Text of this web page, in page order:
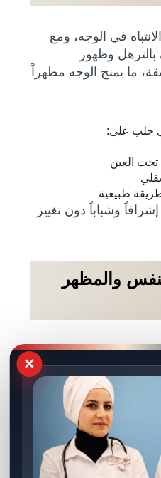
في الوجه، ومع
بالترهل وظهور
ما يمنح الوجه مظهراً
حلب على:
تحت العين
طبيعية
وشباباً دون تغيير
والمظهر
من الإحراج بسبب
الظاهر حول العينين،
استخدام مستحضرات
معظم المرضى:
الوجه
×